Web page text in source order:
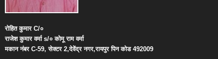
रोहित कुमारC/०
राजेश कुमार वर्माs/० कोमू राम वर्मा
मकान नंबरC-59,सेक्टर2,देवेंद्र नगर,रायपुर पिन कोड492009